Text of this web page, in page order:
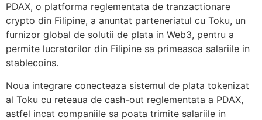
PDAX, o platforma reglementata de tranzactionare
crypto din Filipine, a anuntat parteneriatul cu Toku, un
furnizor global de solutii de plata in Web3, pentru a
permite lucratorilor din Filipine sa primeasca salariile in
stablecoins.
Noua integrare conecteaza sistemul de plata tokenizat
al Toku cu reteaua de cash-out reglementata a PDAX,
astfel incat companiile sa poata trimite salariile in